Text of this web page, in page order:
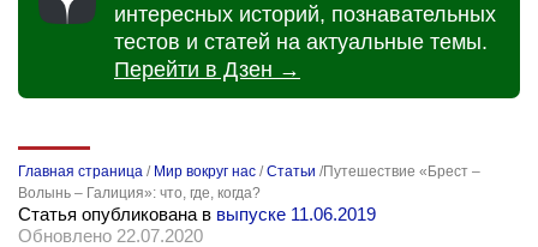
интересных историй, познавательных
тестов и статей на актуальные темы.
Перейти в Дзен →
Главная страница / Мир вокруг нас /Статьи /​Путешествие «Брест –
Волынь – Галиция»: что, где, когда?
Статья опубликована в выпуске 11.06.2019
Обновлено 22.07.2020